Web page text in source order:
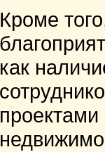
Кроме
как